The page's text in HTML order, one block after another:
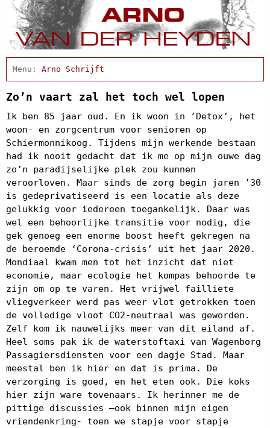
Home
Afscheidsbijeenkomst
Condoleance
Actueel
Arno Schrijft
Clips
Discografie
Projecten
Schnabbel en babbel
Biografie
Agenda
In de pers
Links
Contact
Zo’n vaart zal het toch wel lopen
Ik ben 85 jaar oud. En ik woon in ‘Detox’, het
woon- en zorgcentrum voor senioren op
Schiermonnikoog. Tijdens mijn werkende bestaan
had ik nooit gedacht dat ik me op mijn ouwe dag
zo’n paradijselijke plek zou kunnen
veroorloven. Maar sinds de zorg begin jaren ’30
is gedeprivatiseerd is een locatie als deze
gelukkig voor iedereen toegankelijk. Daar was
wel een behoorlijke transitie voor nodig, die
gek genoeg een enorme boost heeft gekregen na
de beroemde ‘Corona-crisis’ uit het jaar 2020.
Mondiaal kwam men tot het inzicht dat niet
economie, maar ecologie het kompas behoorde te
zijn om op te varen. Het vrijwel failliete
vliegverkeer werd pas weer vlot getrokken toen
de volledige vloot CO2-neutraal was geworden.
Zelf kom ik nauwelijks meer van dit eiland af.
Heel soms pak ik de waterstoftaxi van Wagenborg
Passagiersdiensten voor een dagje Stad. Maar
meestal ben ik hier en dat is prima. De
verzorging is goed, en het eten ook. Die koks
hier zijn ware tovenaars. Ik herinner me de
pittige discussies –ook binnen mijn eigen
vriendenkring- toen we stapje voor stapje